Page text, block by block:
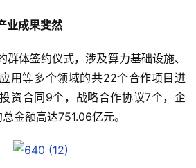
业成果斐然
群体签约仪式，涉及算力基础设施、
用等多个领域的共22个合作项目进
资合同9个，战略合作协议7个，企
金额高达751.06亿元。